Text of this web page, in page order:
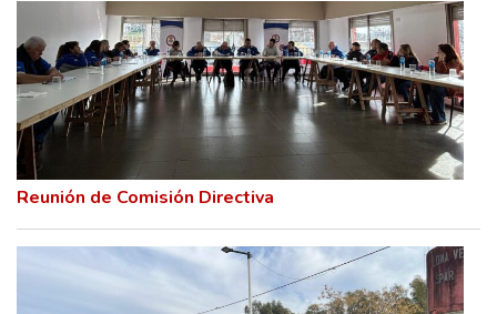
Reunión de Comisión Directiva